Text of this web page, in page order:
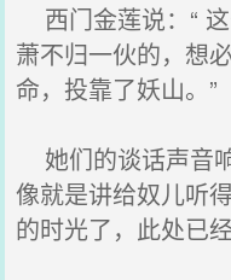
西门金莲说：“
萧不归一伙的，想
命，投靠了妖山。”
她们的谈话声音
像就是讲给奴儿听
的时光了，此处已